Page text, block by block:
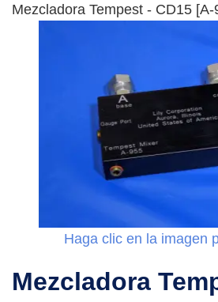
Mezcladora Tempest - CD15 [A-
Haga clic en la imagen
Mezcladora